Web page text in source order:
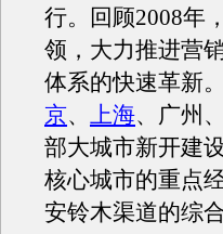
行。回顾2008年
领，大力推进营
体系的快速革新
京、 上海、广州、
部大城市新开建
核心城市的重点
安铃木渠道的综